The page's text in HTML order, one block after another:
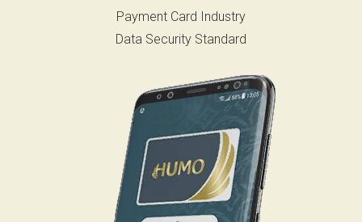
Payment Card Industry
Data Security Standard